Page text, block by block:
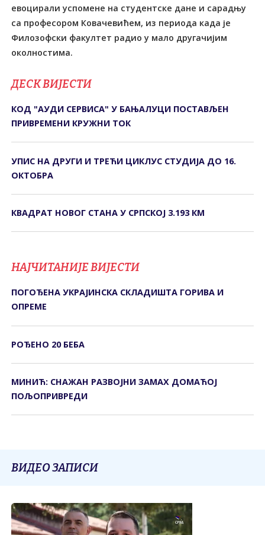
евоцирали успомене на студентске дане и сарадњу
са професором Ковачевићем, из периода када је
Филозофски факултет радио у мало другачијим
околностима.
ДЕСК ВИЈЕСТИ
КОД "АУДИ СЕРВИСА" У БАЊАЛУЦИ ПОСТАВЉЕН
ПРИВРЕМЕНИ КРУЖНИ ТОК
УПИС НА ДРУГИ И ТРЕЋИ ЦИКЛУС СТУДИЈА ДО 16.
ОКТОБРА
КВАДРАТ НОВОГ СТАНА У СРПСКОЈ 3.193 КМ
НАЈЧИТАНИЈЕ ВИЈЕСТИ
ПОГОЂЕНА УКРАЈИНСКА СКЛАДИШТА ГОРИВА И
ОПРЕМЕ
РОЂЕНО 20 БЕБА
МИНИЋ: СНАЖАН РАЗВОЈНИ ЗАМАХ ДОМАЋОЈ
ПОЉОПРИВРЕДИ
ВИДЕО ЗАПИСИ